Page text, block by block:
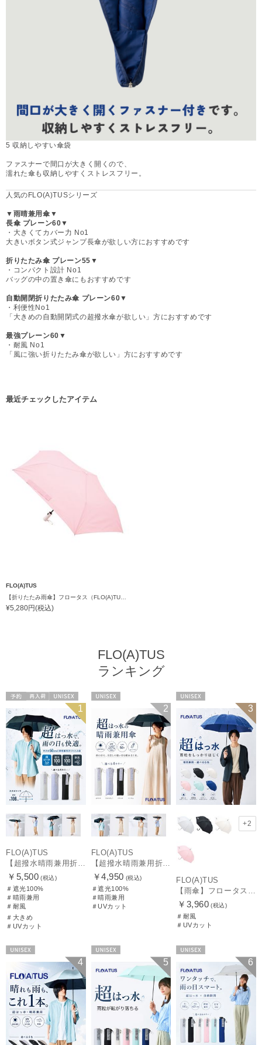
5 収納しやすい傘袋
ファスナーで間口が大きく開くので、
濡れた傘も収納しやすくストレスフリー。
人気のFLO(A)TUSシリーズ
▼雨晴兼用傘▼
長傘 プレーン60▼
・大きくてカバー力 No1
大きいボタン式ジャンプ長傘が欲しい方におすすめです
折りたたみ傘 プレーン55▼
・コンパクト設計 No1
バッグの中の置き傘にもおすすめです
自動開閉折りたたみ傘 プレーン60▼
・利便性No1
「大きめの自動開閉式の超撥水傘が欲しい」方におすすめです
最強プレーン60▼
・耐風 No1
「風に強い折りたたみ傘が欲しい」方におすすめです
最近チェックしたアイテム
FLO(A)TUS
¥5,280円(税込)
FLO(A)TUS
ランキング
UNISEX 1
FLO(A)TUS
【超撥水晴雨兼用折りたたみ日傘】フロータス（FLO(A)TUS）プレーン 大きめ60 晴雨兼用 UV100 遮光100 簡単開閉 耐風
￥5,500 (税込)
＃遮光100%
＃晴雨兼用
＃耐風
＃大きめ
＃UVカット
2
FLO(A)TUS
【超撥水晴雨兼用折りたたみ日傘】フロータス（FLO(A)TUS）プレーン 晴雨兼用 UV100 遮光100 簡単開閉
￥4,950 (税込)
＃遮光100%
＃晴雨兼用
＃UVカット
3
+2
FLO(A)TUS
￥3,960 (税込)
＃耐風
＃UVカット
4 5 6